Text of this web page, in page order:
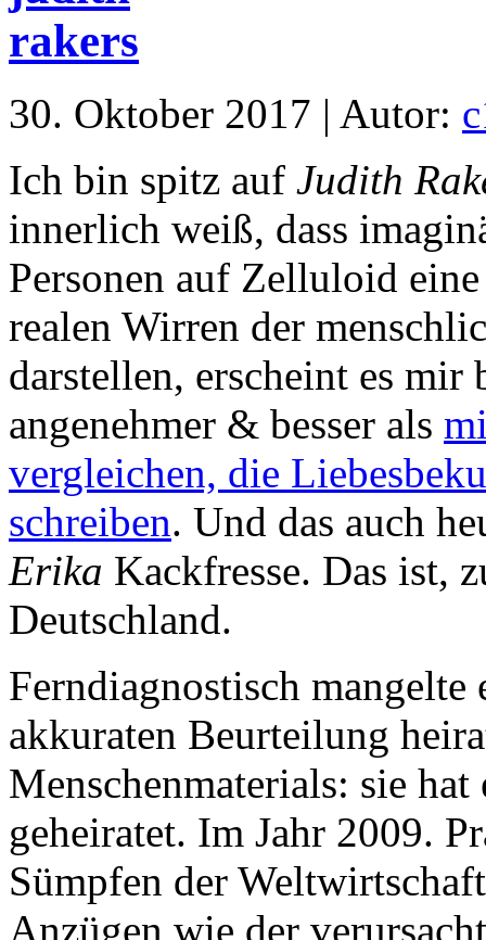
30. Oktober 2017 | Autor:
Ich bin spitz auf Judith
innerlich weiß, dass
Personen auf Zelluloid
realen Wirren der
darstellen, erscheint es mir
angenehmer & besser als
vergleichen, die
schreiben. Und das auch
Erika Kackfresse. Das ist,
Deutschland.
Ferndiagnostisch mangelte
akkuraten Beurteilung
Menschenmaterials: sie
geheiratet. Im Jahr 2009.
Sümpfen der
Anzügen wie der